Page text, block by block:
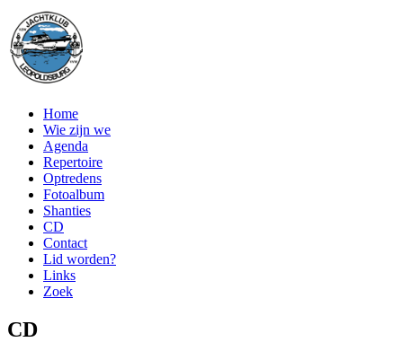
Home
Wie zijn we
Agenda
Repertoire
Optredens
Fotoalbum
Shanties
CD
Contact
Lid worden?
Links
Zoek
CD